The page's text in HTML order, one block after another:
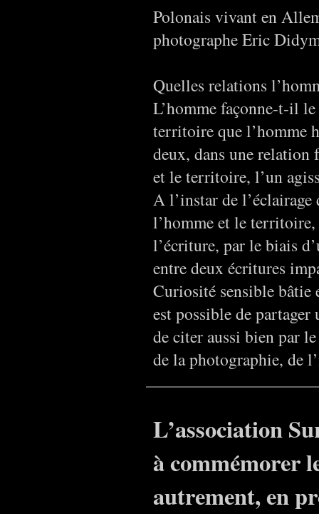
Polonais vivant en
photographe Eric
Quelles relations
L’homme façonne-t-il
territoire que l’homme
deux, dans une relation
et le territoire, l’un
A l’instar de
l’homme et le territoire,
l’écriture, par le biais
entre deux écritures
Curiosité sensible bâtie
est possible de partager
de citer aussi bien par
de la photographie, de
L’association
à commémorer
autrement, en